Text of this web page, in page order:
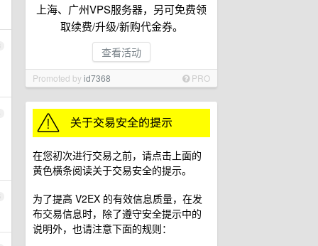
上海、广州VPS服务器，另可免费领
取续费/升级/新购代金券。
查看活动
Promoted byid7368 PRO
在您初次进行交易之前，请点击上面的
黄色横条阅读关于交易安全的提示。
为了提高 V2EX 的有效信息质量，在发
布交易信息时，除了遵守安全提示中的
说明外，也请注意下面的规则：